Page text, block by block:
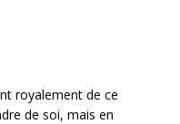
royalement de ce
de soi, mais en